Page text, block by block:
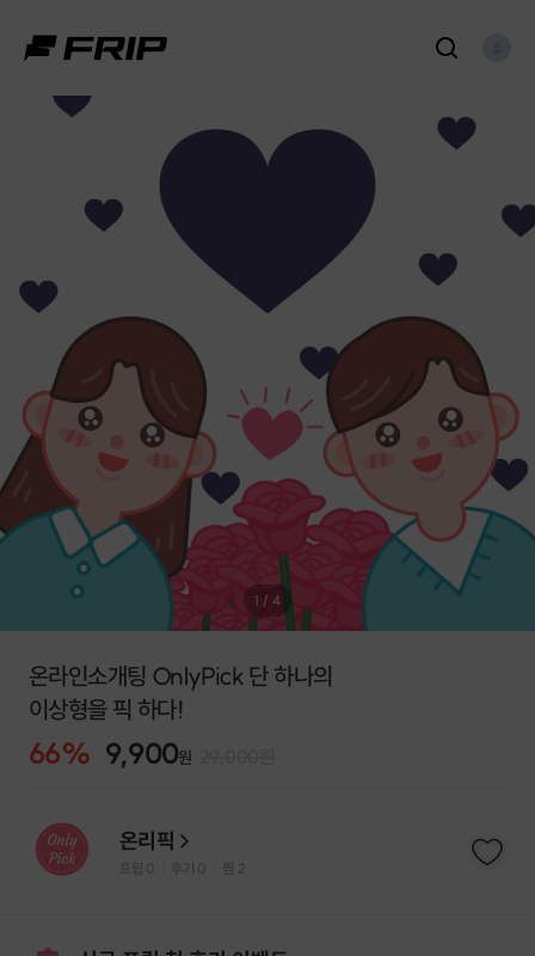
1 / 4
온라인소개팅 OnlyPick 단 하나의
이상형을 픽 하다!
66% 9,900원
온리픽
프립 0 후기 0 찜 2